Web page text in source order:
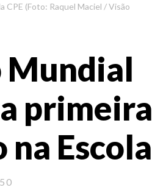
CPE (Foto: Raquel Maciel / Visão
Mundial
primeira
Escola